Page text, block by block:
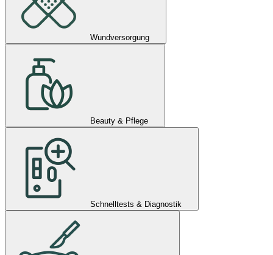
Wundversorgung
Beauty & Pflege
Schnelltests & Diagnostik